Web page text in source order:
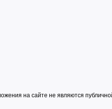
на сайте не являются